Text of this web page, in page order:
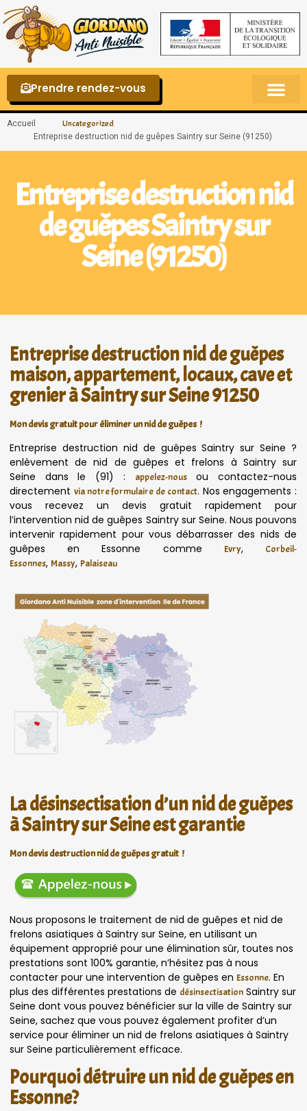
Prendre rendez-vous
Accueil Uncategorized
Entreprise destruction nid de guêpes Saintry sur Seine (91250)
Entreprise destruction nid
de guêpes Saintry sur
Seine (91250)
Entreprise destruction nid de guêpes
maison, appartement, locaux, cave et
grenier à Saintry sur Seine 91250
Mon devis gratuit pour éliminer un nid de guêpes !
Entreprise destruction nid de guêpes Saintry sur Seine ?
enlèvement de nid de guêpes et frelons à Saintry sur
Seine dans le (91) :
appelez-nousou contactez-nous
directement via notre formulaire de contact. Nos engagements :
vous recevez un devis gratuit rapidement pour
l’intervention nid de guêpes Saintry sur Seine. Nous pouvons
intervenir rapidement pour vous débarrasser des nids de
guêpes en Essonne comme
Evry,
Corbeil-
Essonnes, Massy, Palaiseau
La désinsectisation d’un nid de guêpes
à Saintry sur Seine est garantie
Mon devis destruction nid de guêpes gratuit !
Nous proposons le traitement de nid de guêpes et nid de
frelons asiatiques à Saintry sur Seine, en utilisant un
équipement approprié pour une élimination sûr, toutes nos
prestations sont 100% garantie, n’hésitez pas à nous
contacter pour une intervention de guêpes en Essonne. En
plus des différentes prestations de désinsectisation Saintry sur
Seine dont vous pouvez bénéficier sur la ville de Saintry sur
Seine, sachez que vous pouvez également profiter d’un
service pour éliminer un nid de frelons asiatiques à Saintry
sur Seine particulièrement efficace.
Pourquoi détruire un nid de guêpes en
Essonne?